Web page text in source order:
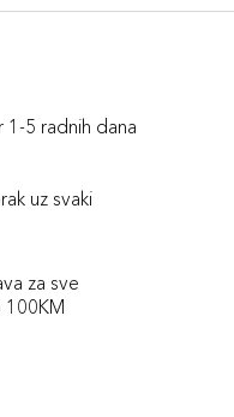
1-5 radnih dana
uz svaki
za sve